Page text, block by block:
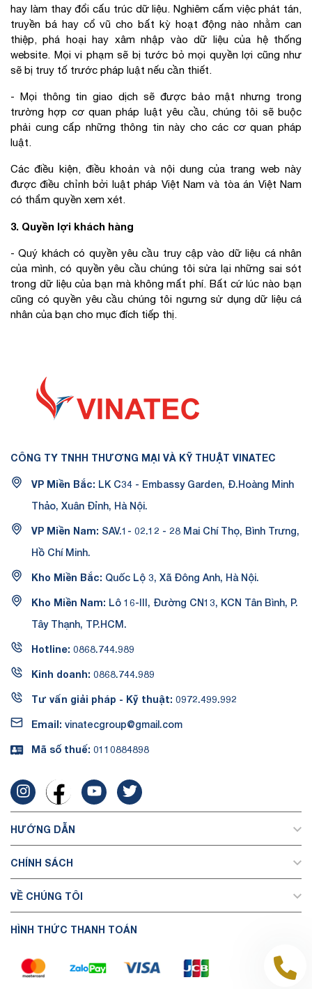
hay làm thay đổi cấu trúc dữ liệu. Nghiêm cấm việc phát tán,
truyền bá hay cổ vũ cho bất kỳ hoạt động nào nhằm can
thiệp, phá hoại hay xâm nhập vào dữ liệu của hệ thống
website. Mọi vi phạm sẽ bị tước bỏ mọi quyền lợi cũng như
sẽ bị truy tố trước pháp luật nếu cần thiết.
- Mọi thông tin giao dịch sẽ được bảo mật nhưng trong
trường hợp cơ quan pháp luật yêu cầu, chúng tôi sẽ buộc
phải cung cấp những thông tin này cho các cơ quan pháp
luật.
Các điều kiện, điều khoản và nội dung của trang web này
được điều chỉnh bởi luật pháp Việt Nam và tòa án Việt Nam
có thẩm quyền xem xét.
3. Quyền lợi khách hàng
- Quý khách có quyền yêu cầu truy cập vào dữ liệu cá nhân
của mình, có quyền yêu cầu chúng tôi sửa lại những sai sót
trong dữ liệu của bạn mà không mất phí. Bất cứ lúc nào bạn
cũng có quyền yêu cầu chúng tôi ngưng sử dụng dữ liệu cá
nhân của bạn cho mục đích tiếp thị.
CÔNG TY TNHH THƯƠNG MẠI VÀ KỸ THUẬT VINATEC
VP Miền Bắc: LK C34 - Embassy Garden, Đ.Hoàng Minh
Thảo, Xuân Đỉnh, Hà Nội.
VP Miền Nam: SAV.1- 02.12 - 28 Mai Chí Thọ, Bình Trưng,
Hồ Chí Minh.
Kho Miền Bắc: Quốc Lộ 3, Xã Đông Anh, Hà Nội.
Kho Miền Nam: Lô 16-III, Đường CN13, KCN Tân Bình, P.
Tây Thạnh, TP.HCM.
Hotline: 0868.744.989
Kinh doanh: 0868.744.989
Tư vấn giải pháp - Kỹ thuật: 0972.499.992
Email: vinatecgroup@gmail.com
Mã số thuế: 0110884898
HƯỚNG DẪN
CHÍNH SÁCH
VỀ CHÚNG TÔI
HÌNH THỨC THANH TOÁN